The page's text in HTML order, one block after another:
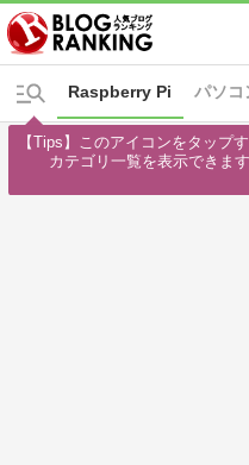
パソコ
Raspberry Pi
【Tips】このアイコンをタップす
カテゴリ一覧を表示できます